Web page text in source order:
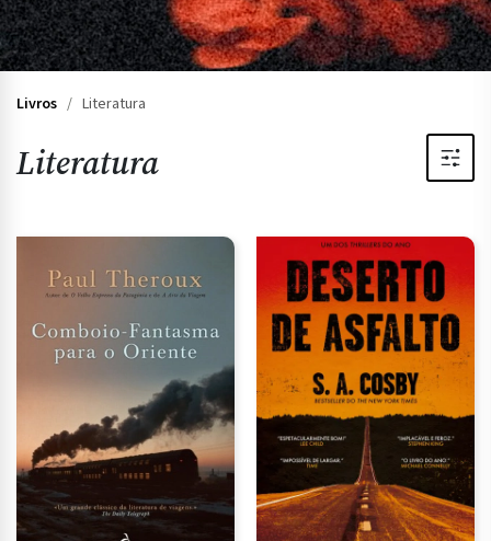
Livros / Literatura
Literatura